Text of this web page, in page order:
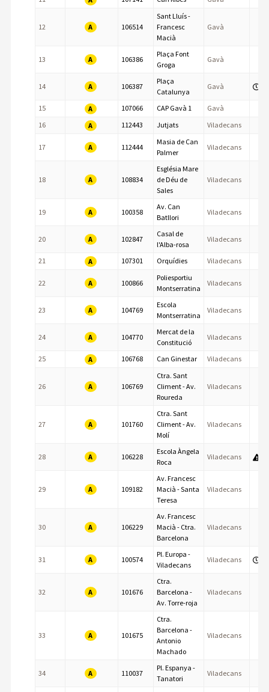
12 A 106514
Sant Lluís -
Francesc
Macià
Gavà
13 A 106386
Plaça Font
Groga
Gavà
14 A 106387
Plaça
Catalunya
Gavà
15 A 107066 CAP Gavà 1
Gavà
16
A 112443 Jutjats Viladecans
17 A 112444
Masia de Can
Palmer
Viladecans
18 A 108834
Església Mare
de Déu de
Sales
Viladecans
19 A 100358
Av. Can
Batllori
Viladecans
20 A 102847
Casal de
l'Alba-rosa
Viladecans
21 A 107301 Orquídies Viladecans
22 A 100866
Poliesportiu
Montserratina
Viladecans
23 A 104769
Escola
Montserratina
Viladecans
24 A 104770
Mercat de la
Constitució
Viladecans
25 A 106768 Can Ginestar Viladecans
26 A 106769
Ctra. Sant
Climent - Av.
Roureda
Viladecans
27 A 101760
Ctra. Sant
Climent - Av.
Molí
Viladecans
28 A 106228
Escola Àngela
Roca
Viladecans
29 A 109182
Av. Francesc
Macià - Santa
Teresa
Viladecans
30 A 106229
Av. Francesc
Macià - Ctra.
Barcelona
Viladecans
31 A 100574
Pl. Europa -
Viladecans
Viladecans
32 A 101676
Ctra.
Barcelona -
Av. Torre-roja
Viladecans
33 A 101675
Ctra.
Barcelona -
Antonio
Machado
Viladecans
34 A 110037
Pl. Espanya -
Tanatori
Viladecans